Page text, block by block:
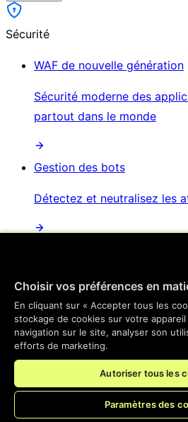
Sécurité
WAF de nouvelle génération
Sécurité moderne des
partout dans le monde
Gestion des bots
Détectez et neutralisez les
Atténuation automatisée des
perturbatrices et distribuées
Sécurité des API
Sécurisez vos points de
Choisir vos préférences en
En cliquant sur « Accepter tous les
stockage de cookies sur votre
navigation sur le site, analyser son
efforts de marketing.
Autoriser tous les
Paramètres des